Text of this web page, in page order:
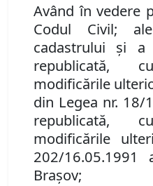
Avândîn vedere
Codul Civil;
cadastrului și a
republicată,
modificările
din Legea nr. 18/
republicată,
modificările
202/16.05.1991
Brașov;